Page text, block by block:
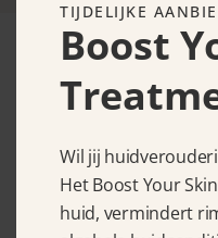
TIJDELIJKE
Boost
Wil jij
Het Boost Your
huid, vermindert